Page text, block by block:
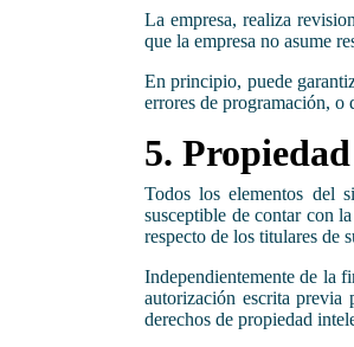
La empresa, realiza
que la empresa no asume
En principio, puede
errores de programación, o
5.
Todos los elementos del
susceptible de contar con
respecto de los titulares de
Independientemente de la
autorización escrita previa
derechos de propiedad